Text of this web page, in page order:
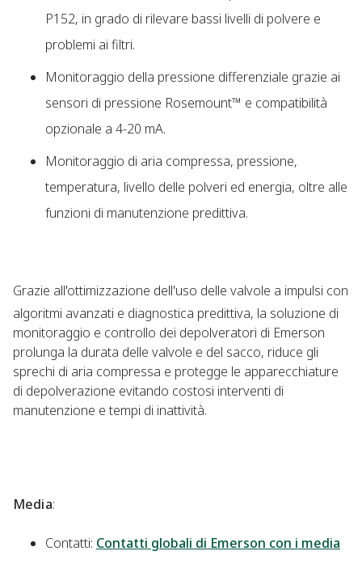
P152, in grado di rilevare bassi livelli di polvere e
problemi ai filtri.
Monitoraggio della pressione differenziale grazie ai
sensori di pressione Rosemount™ e compatibilità
opzionale a 4-20 mA.
Monitoraggio di aria compressa, pressione,
temperatura, livello delle polveri ed energia, oltre alle
funzioni di manutenzione predittiva.
Grazie all'ottimizzazione dell'uso delle valvole a impulsi con
algoritmi avanzati e diagnostica predittiva, la soluzione di
monitoraggio e controllo dei depolveratori di Emerson
prolunga la durata delle valvole e del sacco, riduce gli
sprechi di aria compressa e protegge le apparecchiature
di depolverazione evitando costosi interventi di
manutenzione e tempi di inattività.
Media:
Contatti: Contatti globali di Emerson con i media